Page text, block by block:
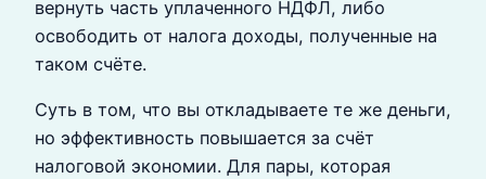
вернуть часть уплаченного НДФЛ, либо
освободить от налога доходы, полученные на
таком счёте.
Суть в том, что вы откладываете те же деньги,
но эффективность повышается за счёт
налоговой экономии. Для пары, которая